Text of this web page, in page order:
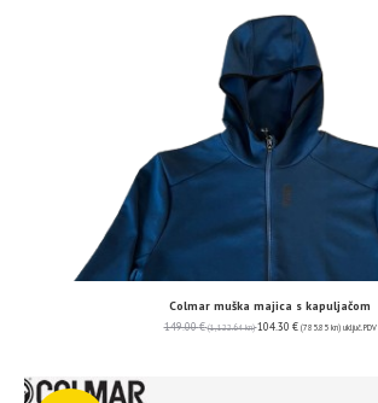
Colmar muška majica s kapuljačom
149.00€ (1,122.64 kn) 104.30 € (785.85 kn) uključ. PDV